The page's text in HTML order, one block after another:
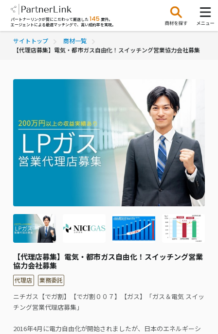
パートナーリンクが質にこだわって厳選した 145 案件。
エージェントによる最適マッチングで、高い成約率を実現。
サイトトップ
商材一覧
【代理店募集】電気・都市ガス自由化！スイッチング営業協力会社募集
【代理店募集】電気・都市ガス自由化！スイッチング営業
協力会社募集
代理店 業務委託
ニチガス【でガ割】【でガ割００７】【ガス】「ガス＆電気 スイッ
チング営業代理店募集」
2016年4月に電力自由化が開始されましたが、日本のエネルギーシ